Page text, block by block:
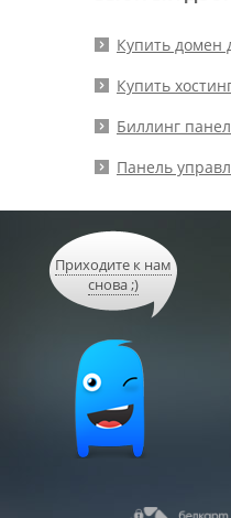
Купить домен
Купить
Биллинг
Панель
Приходите к нам
снова ;)